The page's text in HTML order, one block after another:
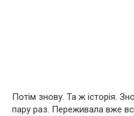
Потім знову. Та ж історія.
пару раз. Переживала вже